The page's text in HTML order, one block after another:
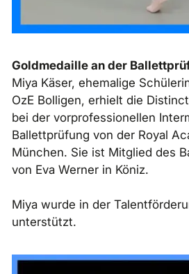
Goldmedaille an der
Miya Käser, ehemalige
OzE Bolligen, erhielt die
bei der vorprofessionellen
Ballettprüfung von der Royal
München. Sie ist Mitglied des
von Eva Werner in Köniz.
Miya wurde in der
unterstützt.